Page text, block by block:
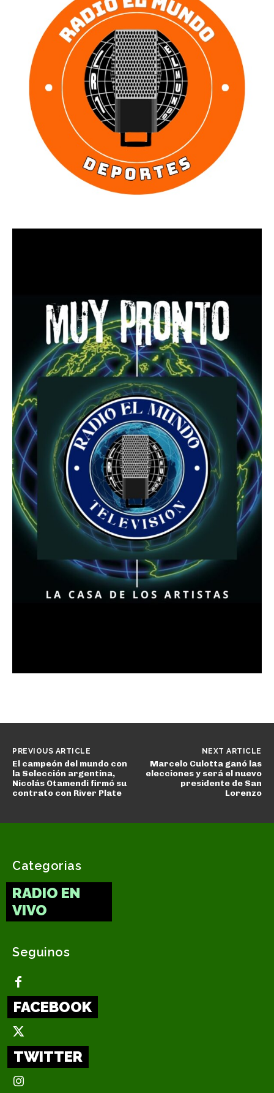
PREVIOUS ARTICLE
El campeón del mundo con
la Selección argentina,
Nicolás Otamendi firmó su
contrato con River Plate
NEXT ARTICLE
Marcelo Culotta ganó las
elecciones y será el nuevo
presidente de San
Lorenzo
Categorias
RADIO EN
VIVO
Seguinos
FACEBOOK
TWITTER